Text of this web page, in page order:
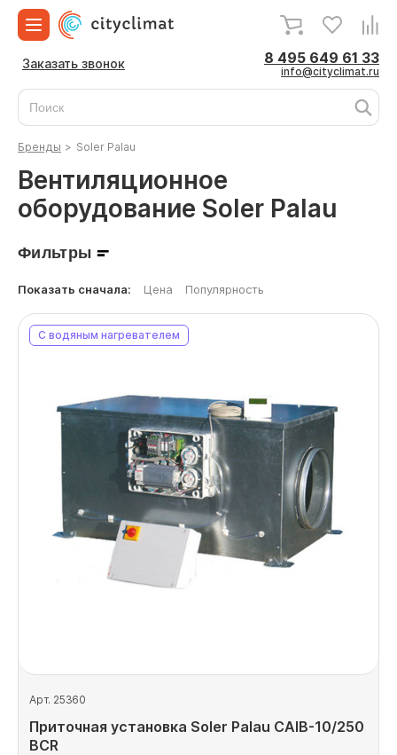
Заказать звонок 8 495 649 61 33
info@cityclimat.ru
Бренды > Soler Palau
Вентиляционное
оборудование Soler Palau
Фильтры
Показать сначала: Цена Популярность
С водяным нагревателем
Арт. 25360
Приточная установка Soler Palau CAIB-10/250
BCR